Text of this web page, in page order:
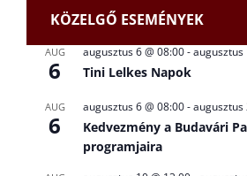
KÖZELGŐ ESEMÉNYEK
AUG
6
augusztus 6 @ 08:00-augusztus
Tini Lelkes Napok
AUG
6
augusztus 6 @ 08:00-augusztus
Kedvezmény a Budavári
programjaira